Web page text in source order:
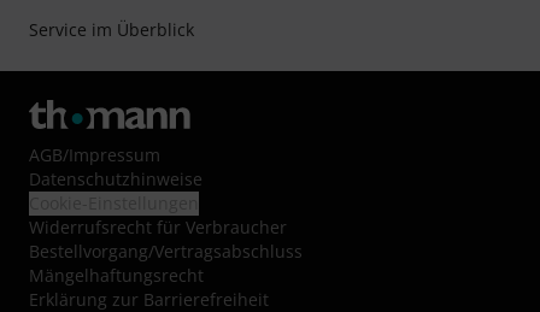
Service im Überblick
AGB/Impressum
Datenschutzhinweise
Widerrufsrecht für Verbraucher
Bestellvorgang/Vertragsabschluss
Mängelhaftungsrecht
Erklärung zur Barrierefreiheit